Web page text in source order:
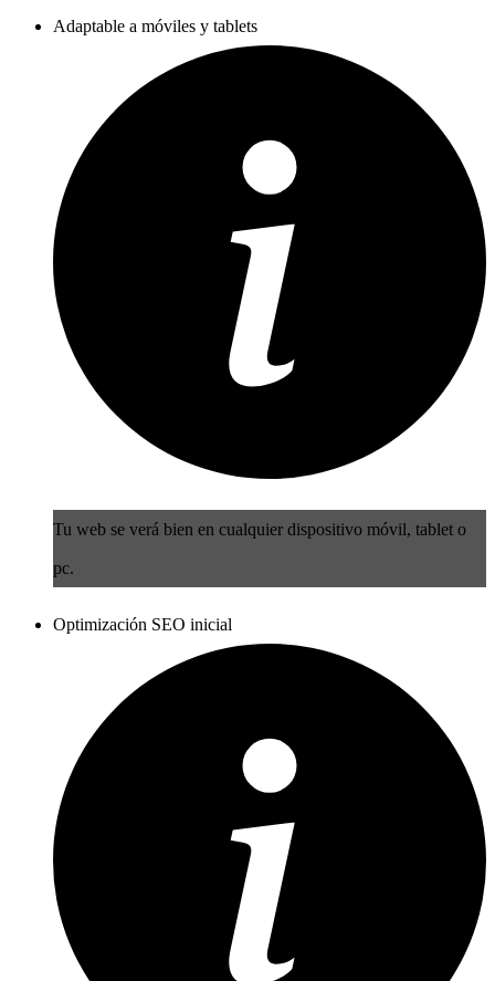
Adaptable a móviles y tablets
Tu web se verá bien en cualquier dispositivo móvil, tablet o
pc.
Optimización SEO inicial